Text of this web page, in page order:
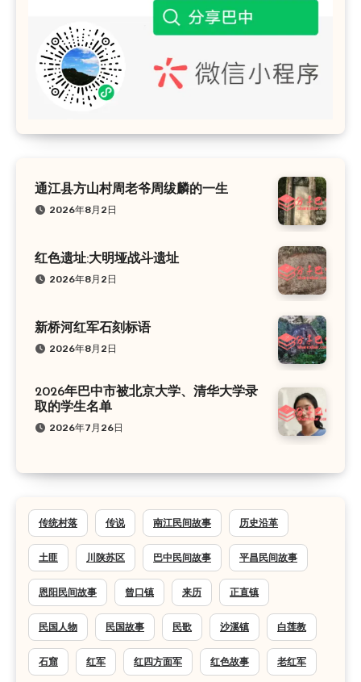
通江县方山村周老爷周绂麟的一生
2026年8月2日
红色遗址:大明垭战斗遗址
2026年8月2日
新桥河红军石刻标语
2026年8月2日
2026年巴中市被北京大学、清华大学录
取的学生名单
2026年7月26日
传统村落 传说 南江民间故事 历史沿革
土匪 川陕苏区 巴中民间故事 平昌民间故事
恩阳民间故事 曾口镇 来历 正直镇
民国人物 民国故事 民歌 沙溪镇 白莲教
石窟 红军 红四方面军 红色故事 老红军